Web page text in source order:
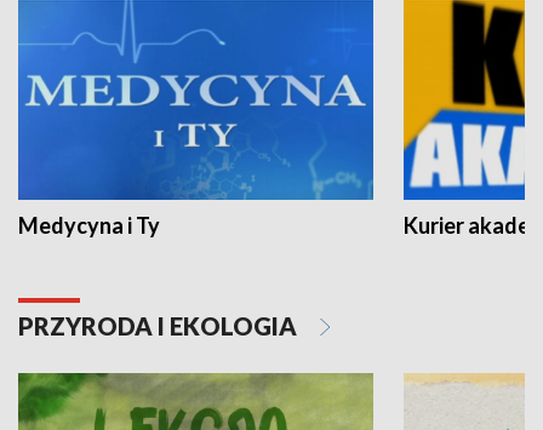
Medycyna i Ty Kurier
PRZYRODA I EKOLOGIA